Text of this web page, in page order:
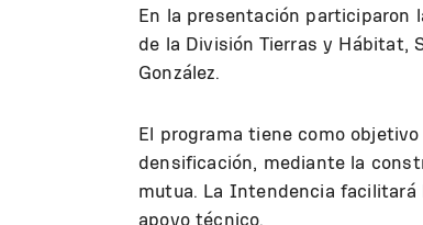
En la presentación participaron
de la División Tierras y Hábitat,
González.
El programa tiene como
densificación, mediante la
mutua. La Intendencia
apoyo técnico.